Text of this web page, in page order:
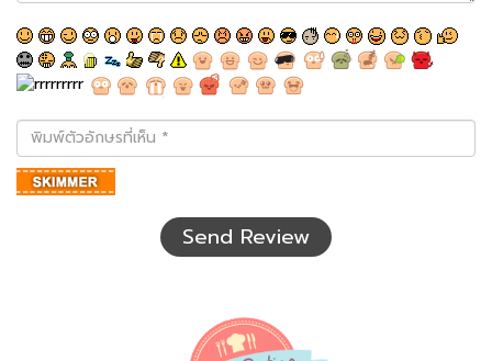
พิมพ์
ตัว
อักษร
ที่
Send Review